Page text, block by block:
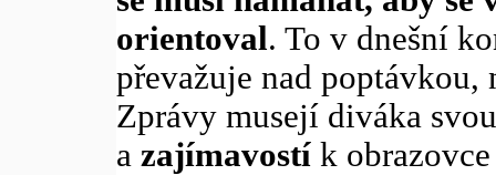
orientoval. To v dnešní
převažuje nad
Zprávy musejí diváka
a zajímavostík